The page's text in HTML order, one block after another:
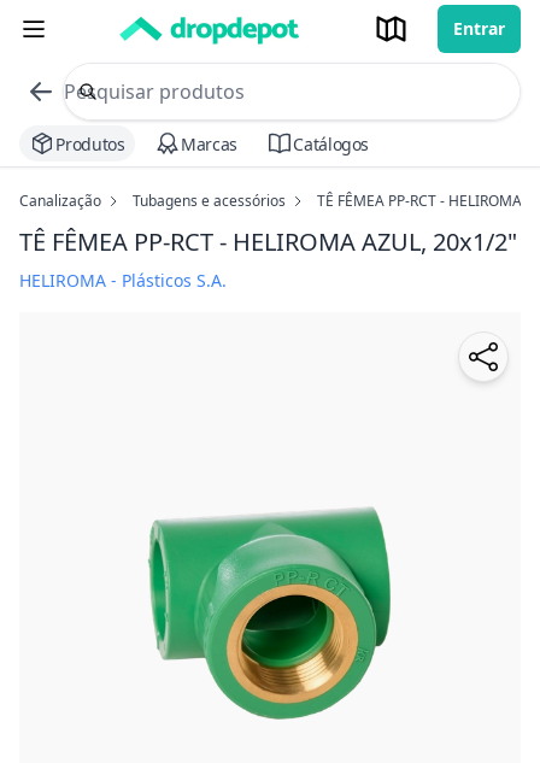
Entrar
commerce search no header
Procurar
Produtos Marcas Catálogos
Canalização Tubagens e acessórios TÊ FÊMEA PP-RCT - HELIROMA
TÊ FÊMEA PP-RCT - HELIROMAAZUL, 20x1/2"
HELIROMA - Plásticos S.A.